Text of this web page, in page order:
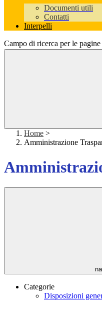
Documenti utili
Contatti
Interpelli
Campo di ricerca per le
Home >
Amministrazione
Categorie
Disposizioni